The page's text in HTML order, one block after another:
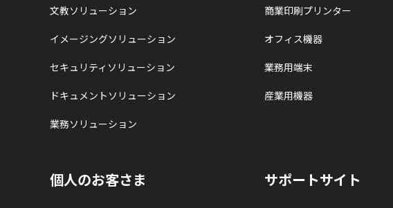
文教ソリューション
イメージングソリューション
セキュリティソリューション
ドキュメントソリューション
業務ソリューション
商業印刷プリンター
オフィス機器
業務用端末
産業用機器
個人のお客さま サポートサイト